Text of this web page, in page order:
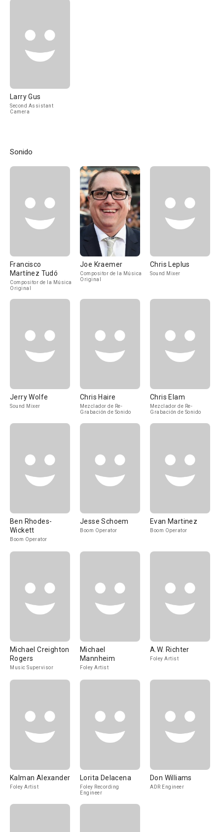
Larry Gus
Second Assistant
Camera
Sonido
Francisco
Martínez Tudó
Compositor de la Música
Original
Joe Kraemer
Compositor de la Música
Original
Chris Leplus
Sound Mixer
Jerry Wolfe
Sound Mixer
Chris Haire
Mezclador de Re-
Grabación de Sonido
Chris Elam
Mezclador de Re-
Grabación de Sonido
Ben Rhodes-
Wickett
Boom Operator
Jesse Schoem
Boom Operator
Evan Martinez
Boom Operator
Michael Creighton
Rogers
Music Supervisor
Michael
Mannheim
Foley Artist
A.W. Richter
Foley Artist
Kalman Alexander
Foley Artist
Lorita Delacena
Foley Recording
Engineer
Don Williams
ADR Engineer